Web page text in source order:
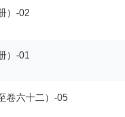
）-02
）-01
卷六十二）-05